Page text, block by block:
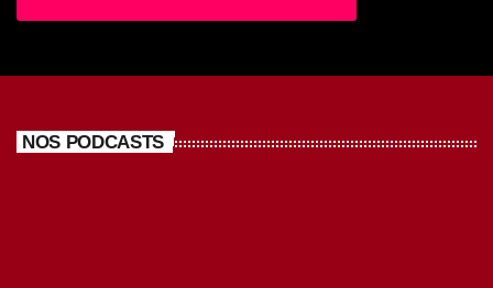
NOS PODCASTS